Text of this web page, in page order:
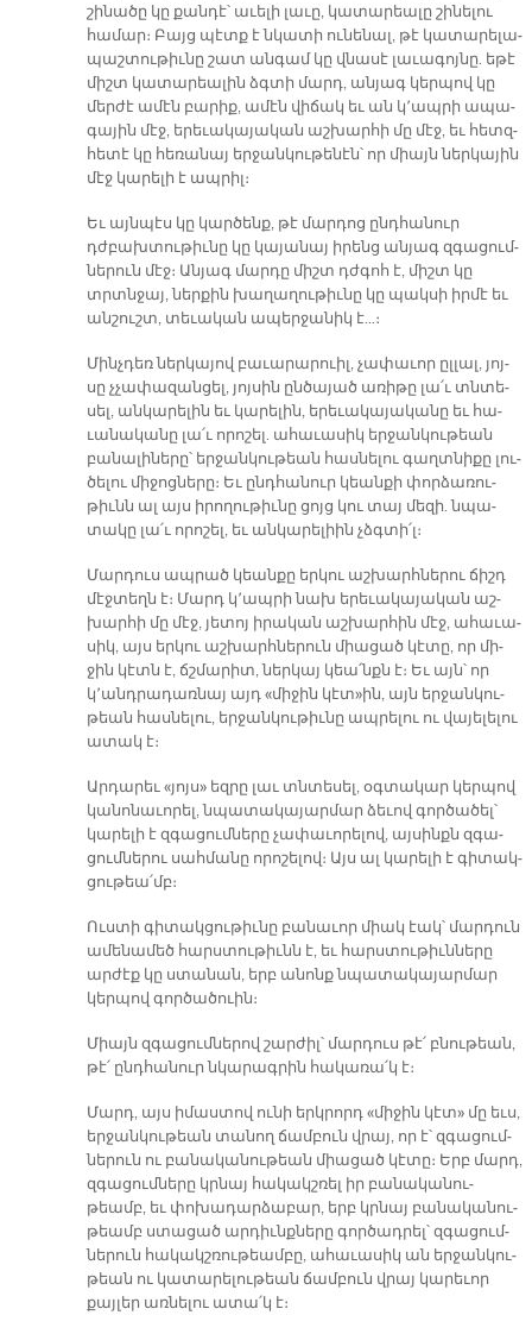
շի­նա­ծը կը քան­դէ՝ ա­ւե­լի լա­ւը, կա­տա­րեա­լը շի­նե­լու
հա­մար։ Բայց պէտք է նկա­տի ու­նե­նալ, թէ կա­տա­րե­լա­
պաշ­տու­թիւ­նը շատ ան­գամ կը վնա­սէ լա­ւա­գոյ­նը. ե­թէ
միշտ կա­տա­րեա­լին ձգտի մարդ, ան­յագ կեր­պով կը
մեր­ժէ ա­մէն բա­րիք, ա­մէն վի­ճակ եւ ան կ՚ապ­րի ա­պա­
գա­յին մէջ, ե­րե­ւա­կա­յա­կան աշ­խար­հի մը մէջ, եւ հետզ­
հե­տէ կը հե­ռա­նայ եր­ջան­կու­թե­նէն՝ որ միայն ներ­կա­յին
մէջ կա­րե­լի է ապ­րիլ։
Եւ այն­պէս կը կար­ծենք, թէ մար­դոց ընդ­հա­նուր
դժբախ­տու­թիւ­նը կը կա­յա­նայ ի­րենց ան­յագ զգա­ցում­
նե­րուն մէջ։ Ան­յագ մար­դը միշտ դժգոհ է, միշտ կը
տրտնջայ, ներ­քին խա­ղա­ղու­թիւ­նը կը պակ­սի իր­մէ եւ
ան­շուշտ, տե­ւա­կան ա­պեր­ջա­նիկ է…։
Մինչ­դեռ ներ­կա­յով բա­ւա­րա­րուիլ, չա­փա­ւոր ըլ­լալ, յոյ­
սը չչա­փա­զան­ցել, յոյ­սին ըն­ծա­յած ա­ռի­թը լա՛ւ տնտե­
սել, ան­կա­րե­լին եւ կա­րե­լին, ե­րե­ւա­կա­յա­կա­նը եւ հա­
ւա­նա­կա­նը լա՛ւ ո­րո­շել. ա­հա­ւա­սիկ եր­ջան­կու­թեան
բա­նա­լի­նե­րը՝ եր­ջան­կու­թեան հաս­նե­լու գաղտ­նի­քը լու­
ծե­լու մի­ջոց­նե­րը։ Եւ ընդ­հա­նուր կեան­քի փոր­ձա­ռու­
թիւնն ալ այս ի­րո­ղու­թիւ­նը ցոյց կու տայ մե­զի. նպա­
տա­կը լա՛ւ ո­րո­շել, եւ ան­կա­րե­լիին չձգտի՛լ։
Մար­դուս ապ­րած կեան­քը եր­կու աշ­խարհ­նե­րու ճիշդ
մէջ­տեղն է։ Մարդ կ՚ապ­րի նախ ե­րե­ւա­կա­յա­կան աշ­
խար­հի մը մէջ, յե­տոյ ի­րա­կան աշ­խար­հին մէջ, ա­հա­ւա­
սիկ, այս եր­կու աշ­խարհ­նե­րուն միա­ցած կէ­տը, որ մի­
ջին կէտն է, ճշմա­րիտ, ներ­կայ կեա՛նքն է։ Եւ այն՝ որ
կ՚անդ­րա­դառ­նայ այդ «մի­ջին կէտ»ին, այն եր­ջան­կու­
թեան հաս­նե­լու, եր­ջան­կու­թիւ­նը ապ­րե­լու ու վա­յե­լե­լու
ա­տակ է։
Ար­դա­րեւ «յոյս» եզ­րը լաւ տնտե­սել, օգ­տա­կար կեր­պով
կա­նո­նա­ւո­րել, նպա­տա­կա­յար­մար ձե­ւով գոր­ծա­ծել՝
կա­րե­լի է զգա­ցում­նե­րը չա­փա­ւո­րելով, այ­սինքն զգա­
ցում­նե­րու սահ­մա­նը ո­րո­շե­լով։ Այս ալ կա­րե­լի է գի­տակ­
ցու­թեա՛մբ։
Ուս­տի գի­տակ­ցու­թիւ­նը բա­նա­ւոր միակ էակ՝ մար­դուն
ա­մե­նա­մեծ հարս­տու­թիւնն է, եւ հարս­տու­թիւն­նե­րը
ար­ժէք կը ստա­նան, երբ ա­նոնք նպա­տա­կա­յար­մար
կեր­պով գոր­ծա­ծուին։
Միայն զգա­ցում­նե­րով շար­ժիլ՝ մար­դուս թէ՛ բնու­թեան,
թէ՛ ընդ­հա­նուր նկա­րագ­րին հա­կա­ռա՛կ է։
Մարդ, այս ի­մաս­տով ու­նի երկ­րորդ «մի­ջին կէտ» մը եւս,
եր­ջան­կու­թեան տա­նող ճամ­բուն վրայ, որ է՝ զգա­ցում­
նե­րուն ու բա­նա­կա­նու­թեան միա­ցած կէ­տը։ Երբ մարդ,
զգա­ցում­նե­րը կրնայ հա­կակշ­ռել իր բա­նա­կա­նու­
թեամբ, եւ փո­խա­դար­ձա­բար, երբ կրնայ բա­նա­կա­նու­
թեամբ ստա­ցած ար­դիւնք­նե­րը գոր­ծադ­րել՝ զգա­ցում­
նե­րուն հա­կակշ­ռու­թեամ­բը, ա­հա­ւա­սիկ ան եր­ջան­կու­
թեան ու կա­տա­րե­լու­թեան ճամ­բուն վրայ կա­րե­ւոր
քայ­լեր առ­նե­լու ա­տա՛կ է։